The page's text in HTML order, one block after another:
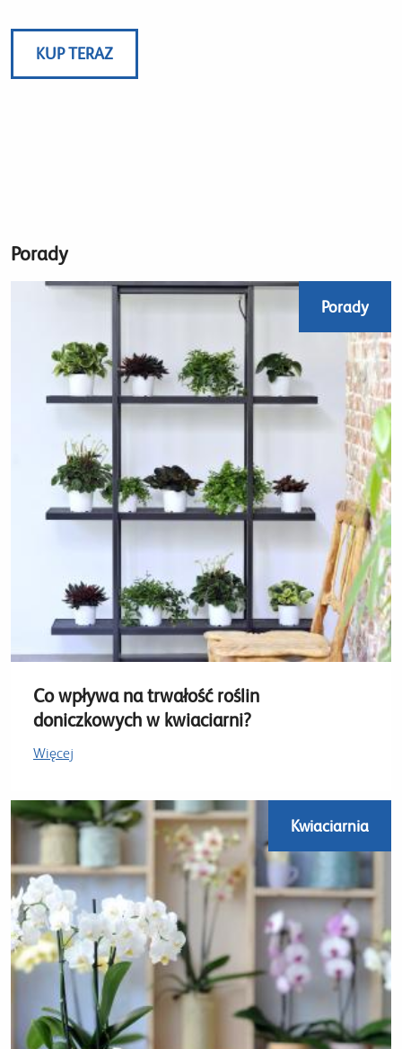
KUP TERAZ
Porady
Porady
Co wpływa na trwałość roślin
doniczkowych w kwiaciarni?
Więcej
Kwiaciarnia